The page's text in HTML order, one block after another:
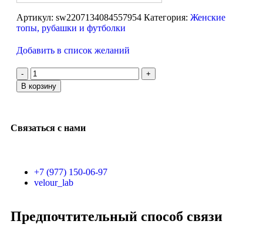
Артикул: sw2207134084557954 Категория: Женские
топы, рубашки и футболки
Добавить в список желаний
В корзину
Связаться с нами
+7 (977) 150-06-97
velour_lab
Предпочтительный способ связи